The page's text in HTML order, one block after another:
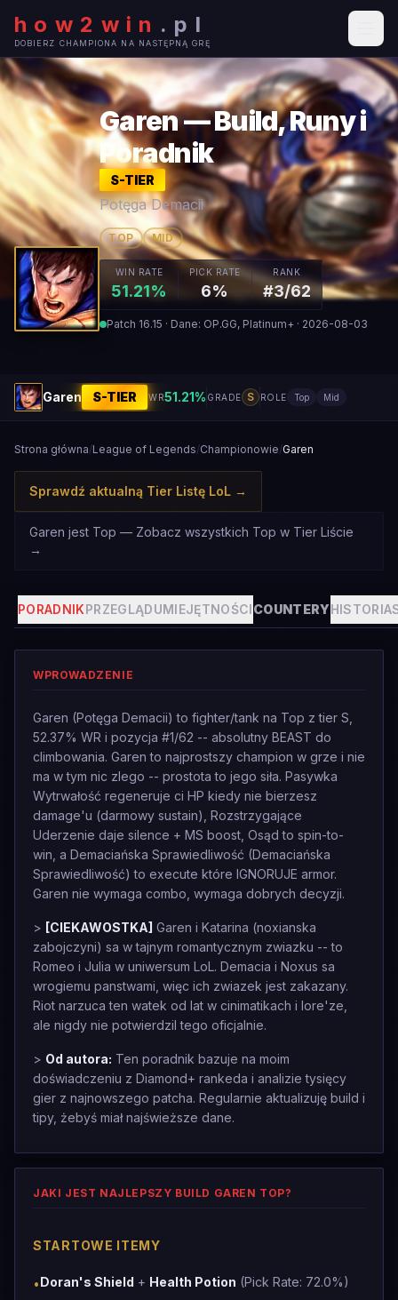
how2win . pl
DOBIERZ CHAMPIONA NA NASTĘPNĄ GRĘ
Garen — Build, Runy i
Poradnik
S-TIER
Potęga Demacii
TOP MID
WIN RATE
51.21%
PICK RATE
6%
RANK
#3/62
Patch 16.15 · Dane: OP.GG, Platinum+ · 2026-08-03
Garen S-TIER WR51.21% GRADE S ROLE Top Mid
Strona główna/League of Legends/Championowie/Garen
Sprawdź aktualną Tier Listę LoL →
Garen jest Top — Zobacz wszystkich Top w Tier Liście
→
PORADNIKPRZEGLĄDUMIEJĘTNOŚCICOUNTERYHISTORIA
WPROWADZENIE
Garen (Potęga Demacii) to fighter/tank na Top z tier S,
52.37% WR i pozycja #1/62 -- absolutny BEAST do
climbowania. Garen to najprostszy champion w grze i nie
ma w tym nic zlego -- prostota to jego siła. Pasywka
Wytrwałość regeneruje ci HP kiedy nie bierzesz
damage'u (darmowy sustain), Rozstrzygające
Uderzenie daje silence + MS boost, Osąd to spin-to-
win, a Demaciańska Sprawiedliwość (Demaciańska
Sprawiedliwość) to execute które IGNORUJE armor.
Garen nie wymaga combo, wymaga dobrych decyzji.
> [CIEKAWOSTKA] Garen i Katarina (noxianska
zabojczyni) sa w tajnym romantycznym zwiazku -- to
Romeo i Julia w uniwersum LoL. Demacia i Noxus sa
wrogiemu panstwami, więc ich zwiazek jest zakazany.
Riot narzuca ten watek od lat w cinimatikach i lore'ze,
ale nigdy nie potwierdzil tego oficjalnie.
> Od autora: Ten poradnik bazuje na moim
doświadczeniu z Diamond+ rankeda i analizie tysięcy
gier z najnowszego patcha. Regularnie aktualizuję build i
tipy, żebyś miał najświeższe dane.
JAKI JEST NAJLEPSZY BUILD GAREN TOP?
STARTOWE ITEMY
•Doran's Shield + Health Potion (Pick Rate: 72.0%)